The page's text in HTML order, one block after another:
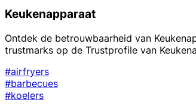
Keukenapparaat
Ontdek de betrouwbaarheid van
trustmarks op de Trustprofile van
#airfryers
#barbecues
#koelers